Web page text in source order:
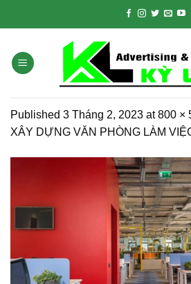
Published 3 Tháng 2, 2023 at800 ×
XÂY DỰNG VĂN PHÒNG LÀM